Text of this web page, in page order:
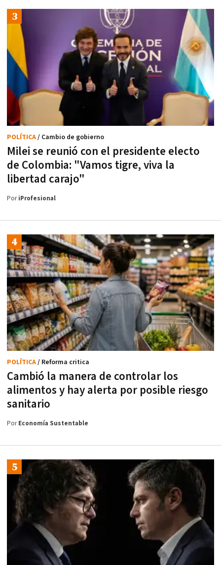
Milei se reunió con el presidente electo
de Colombia: "Vamos tigre, viva la
libertad carajo"
POLÍTICA/ Cambio de gobierno
PoriProfesional
Cambió la manera de controlar los
alimentos y hay alerta por posible riesgo
sanitario
POLÍTICA/ Reforma critica
PorEconomía Sustentable